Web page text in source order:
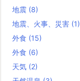
地震 (8)
地震、火事、災害 (1)
外食 (15)
外食 (6)
天気 (2)